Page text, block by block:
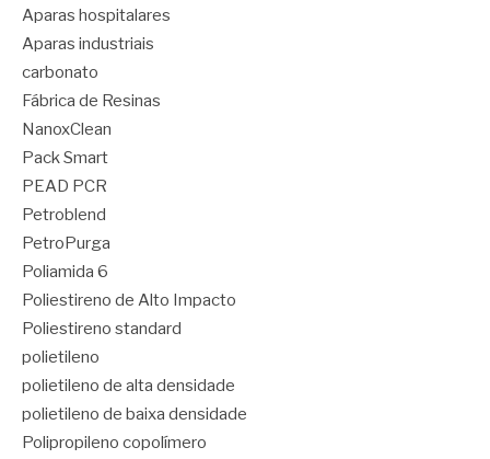
Aparas hospitalares
Aparas industriais
carbonato
Fábrica de Resinas
NanoxClean
Pack Smart
PEAD PCR
Petroblend
PetroPurga
Poliamida 6
Poliestireno de Alto Impacto
Poliestireno standard
polietileno
polietileno de alta densidade
polietileno de baixa densidade
Polipropileno copolímero